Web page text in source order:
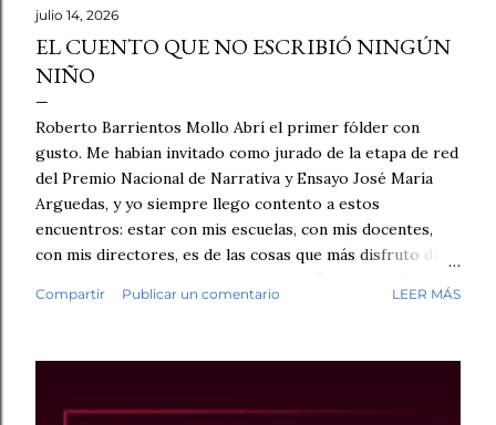
julio 14, 2026
EL CUENTO QUE NO ESCRIBIÓ NINGÚN
NIÑO
Roberto Barrientos Mollo Abrí el primer fólder con
gusto. Me habían invitado como jurado de la etapa de red
del Premio Nacional de Narrativa y Ensayo José María
Arguedas, y yo siempre llego contento a estos
encuentros: estar con mis escuelas, con mis docentes,
con mis directores, es de las cosas que más disfruto de
mi trabajo. Antes de empezar la revisión hubo café,
saludos, conversación. Luego, los fólderes. Leí el primer
un niño. No fue una intuición vaga. Fue el tipo de guion,
reconoce cuando ha leído miles de textos escolares.
Compartir Publicar un comentario LEER MÁS